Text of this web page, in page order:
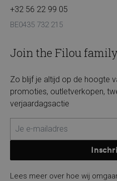
+32 56 22 99 05
BE0435 732 215
Join the Filou
Zo blijf je altijd op de hoogte
promoties, outletverkopen,
verjaardagsactie
Lees meer over hoe wij